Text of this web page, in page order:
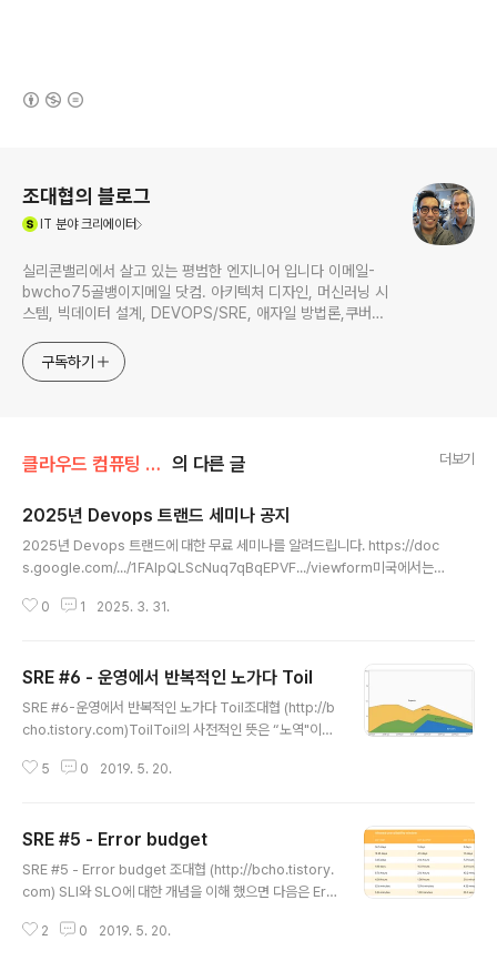
조대협의 블로그
IT 분야 크리에이터
실리콘밸리에서 살고 있는 평범한 엔지니어 입니다 이메일-
bwcho75골뱅이지메일 닷컴. 아키텍처 디자인, 머신러닝 시
스템, 빅데이터 설계, DEVOPS/SRE, 애자일 방법론,쿠버네
한 기술 멘토링과 강의 진행합니다. Linkedin :
https://www.linkedin.com/in/terrycho75/
구독하기
클라우드 컴퓨팅 & NoSQL/운영 & Devops 의 다른 글 더보기
2025년 Devops 트랜드 세미나 공지
2025년 Devops 트랜드에 대한 무료 세미나를 알려드립니다. https://doc
s.google.com/.../1FAIpQLScNuq7qBqEPVF.../viewform미국에서는
용 효율화를 위한 Finops, 보안을 위한 Secops와 개발과/운영을 밀접하게 연
니다.
0 1 2025. 3. 31.
SRE #6 - 운영에서 반복적인 노가다 Toil
SRE #6-운영에서 반복적인 노가다 Toil조대협 (http://b
cho.tistory.com)ToilToil의 사전적인 뜻은 “노역"이라
영 업무에서의 “노가다" 정도로 이해하면 된다. Toil 에 대
간 업무 보고서 작성과 같은 어드민 작업은 Toil에 해당하
지 않는다. Toil은 운영상에 발생하는 반복적인 메뉴얼 작
업인데, 다음과 같은 몇가지 특징으로 정의할 수 있다.메뉴
직접 수행하는 메뉴얼 작업이라는 것이다. 그리고 어쩌다
5 0 2019. 5. 20.
SRE #5 - Error budget
SRE #5 - Error budget 조대협 (http://bcho.tistory.
com) SLI와 SLO에 대한 개념을 이해 했으면 다음은 Err
은 단순하게 생각하면Error budget = [100% - availa
2 0 2019. 5. 20.